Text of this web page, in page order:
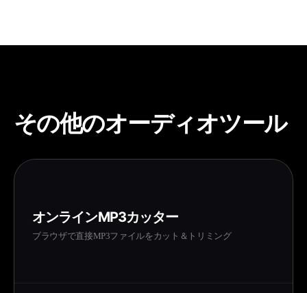
その他のオーディオツール
オンラインMP3カッター
ブラウザで直接MP3ファイルをカット＆トリミング